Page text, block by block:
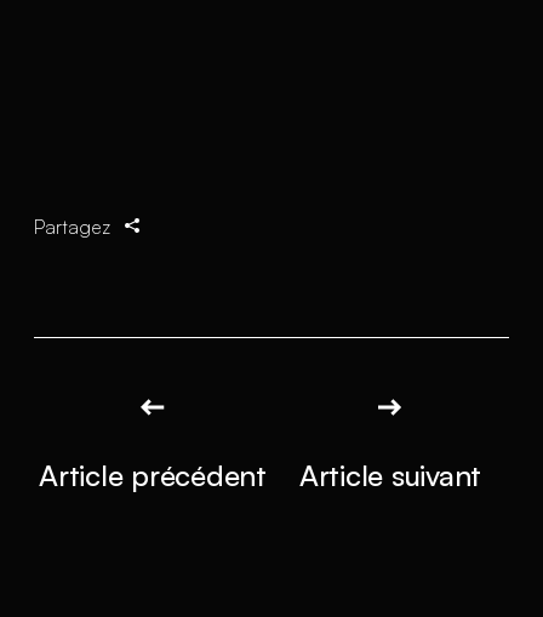
Partagez
Article précédent Article suivant